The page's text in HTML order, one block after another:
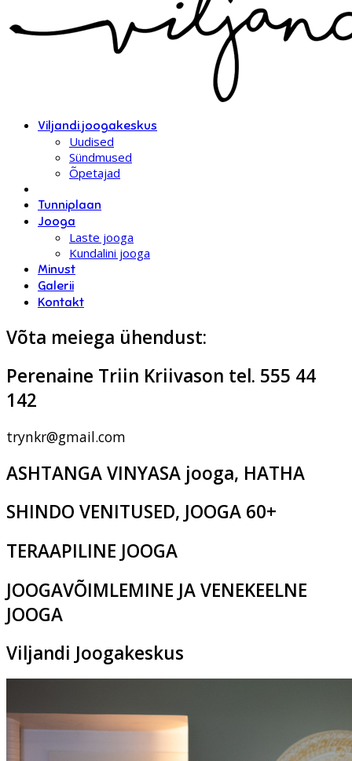
Viljandi joogakeskus
Uudised
Sündmused
Õpetajad
Tunniplaan
Jooga
Laste jooga
Kundalini jooga
Minust
Galerii
Kontakt
Võta meiega ühendust:
Perenaine Triin Kriivason tel. 555 44
142
trynkr@gmail.com
ASHTANGA VINYASA jooga, HATHA
SHINDO VENITUSED, JOOGA 60+
TERAAPILINE JOOGA
JOOGAVÕIMLEMINE JA VENEKEELNE
JOOGA
Viljandi Joogakeskus
Oled oodatud!